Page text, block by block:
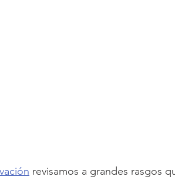
revisamos a grandes rasgos